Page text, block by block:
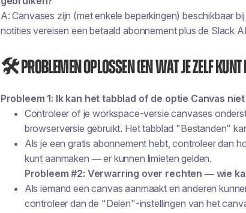
A: Canvases zijn (met enkele beperkingen) beschikbaar
notities vereisen een betaald abonnement plus de Slack
🛠 Problemen oplossen (en wat je zelf kunt
Probleem 1: Ik kan het tabblad of de optie Canvas
Controleer of je workspace-versie canvases
browserversie gebruikt. Het tabblad "Bestanden"
Als je een gratis abonnement hebt, controleer dan
kunt aanmaken — er kunnen limieten gelden.
Probleem #2: Verwarring over rechten — wie
Als iemand een canvas aanmaakt en anderen
controleer dan de "Delen"-instellingen van het